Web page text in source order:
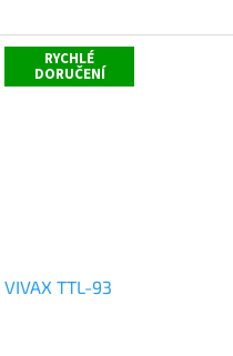
5
hvězdiček.
RYCHLÉ
DORUČENÍ
VIVAX TTL-93